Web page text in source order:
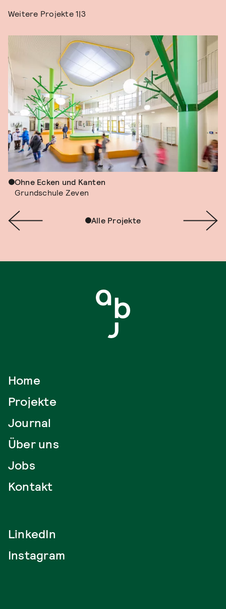
Weitere Projekte1|3
Ohne Ecken und Kanten
Grundschule Zeven
Alle Projekte
Home
Projekte
Journal
Über uns
Jobs
Kontakt
LinkedIn
Instagram